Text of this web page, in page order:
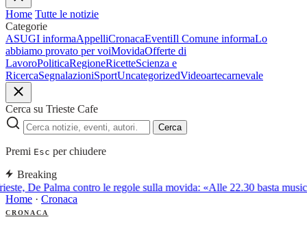
Home Tutte le notizie
Categorie
ASUGI informaAppelliCronacaEventiIl Comune informaLo
abbiamo provato per voiMovidaOfferte di
LavoroPoliticaRegioneRicetteScienza e
RicercaSegnalazioniSportUncategorizedVideoartecarnevale
Cerca su Trieste Cafe
Cerca
Premi Esc per chiudere
Breaking
De Palma contro le regole sulla movida: «Alle 22.30 basta
Home · Cronaca
CRONACA